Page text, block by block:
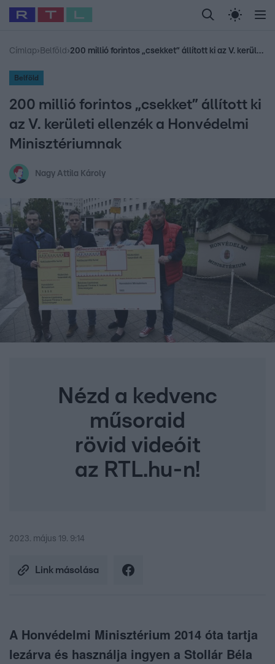
Legfrissebb RTL Híradó Randi Celeb vagyok,
Babits Marcella Most Wanted Gallusz
Címlap› Belföld › 200 millió forintos „csekket” állított ki az V. kerületi ellenzék a Honvédelmi Minisztériumnak
Belföld
200 millió forintos „csekket” állított ki
az V. kerületi ellenzék a Honvédelmi
Minisztériumnak
Nagy Attila Károly
Nézd a kedvenc
műsoraid
rövid videóit
az RTL.hu-n!
2023. május 19. 9:14
Link másolása
A Honvédelmi Minisztérium 2014 óta tartja
lezárva és használja ingyen a Stollár Béla